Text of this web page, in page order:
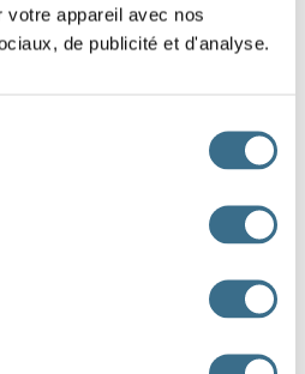
appareil avec nos
de publicité et d'analyse.
25,6 24,600
0,032